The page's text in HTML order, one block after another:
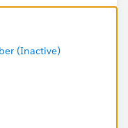
(Inactive)